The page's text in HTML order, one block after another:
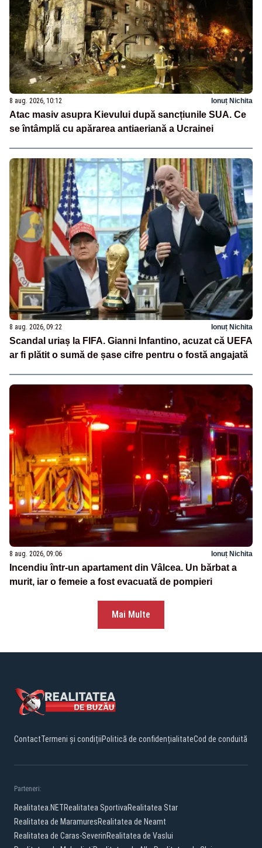
8 aug. 2026, 10:12 Ionuț Nichita
Atac masiv asupra Kievului după sancțiunile SUA. Ce
se întâmplă cu apărarea antiaeriană a Ucrainei
8 aug. 2026, 09:22 Ionuț Nichita
Scandal uriaș la FIFA. Gianni Infantino, acuzat că UEFA
ar fi plătit o sumă de șase cifre pentru o fostă angajată
8 aug. 2026, 09:06 Ionuț Nichita
Incendiu într-un apartament din Vâlcea. Un bărbat a
murit, iar o femeie a fost evacuată de pompieri
Mai Multe
ContactTermeni și condițiiPolitică de confidențialitateCod de conduită
Parteneri:
Realitatea.NETRealitatea SportivaRealitatea Star
Realitatea de MaramuresRealitatea de Neamt
Realitatea de Caras-SeverinRealitatea de Vaslui